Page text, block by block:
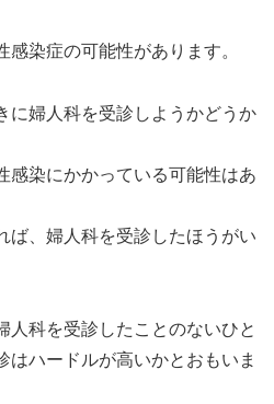
染症の可能性があります。
に婦人科を受診しようかどうか
感染にかかっている可能性はあ
ば、婦人科を受診したほうがい
人科を受診したことのないひと
はハードルが高いかとおもいま